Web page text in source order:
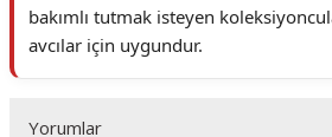
bakımlı tutmak isteyen
avcılar için uygundur.
Yorumlar